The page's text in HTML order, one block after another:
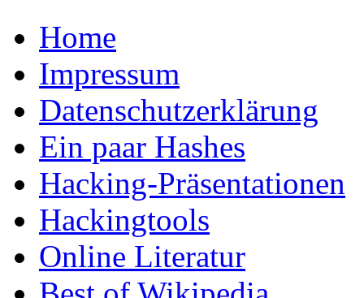
Home
Impressum
Datenschutzerklärung
Ein paar Hashes
Hacking-Präsentationen
Hackingtools
Online Literatur